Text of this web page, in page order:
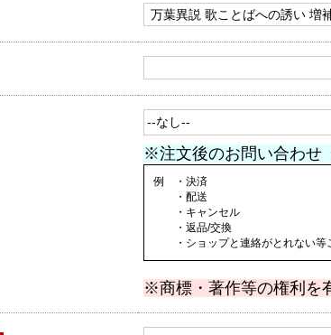
※注文後のお問い合わせ
例 ・決済
・配送
・キャンセル
・返品/交換
・ショップと連絡がとれない等
※商標・著作等の権利を